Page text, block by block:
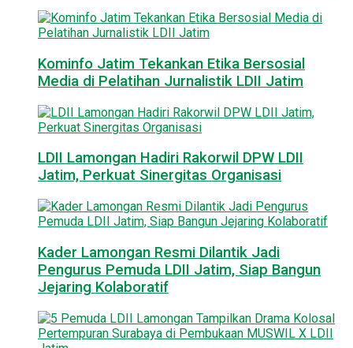
Kominfo Jatim Tekankan Etika Bersosial
Media di Pelatihan Jurnalistik LDII Jatim
LDII Lamongan Hadiri Rakorwil DPW LDII
Jatim, Perkuat Sinergitas Organisasi
Kader Lamongan Resmi Dilantik Jadi
Pengurus Pemuda LDII Jatim, Siap Bangun
Jejaring Kolaboratif